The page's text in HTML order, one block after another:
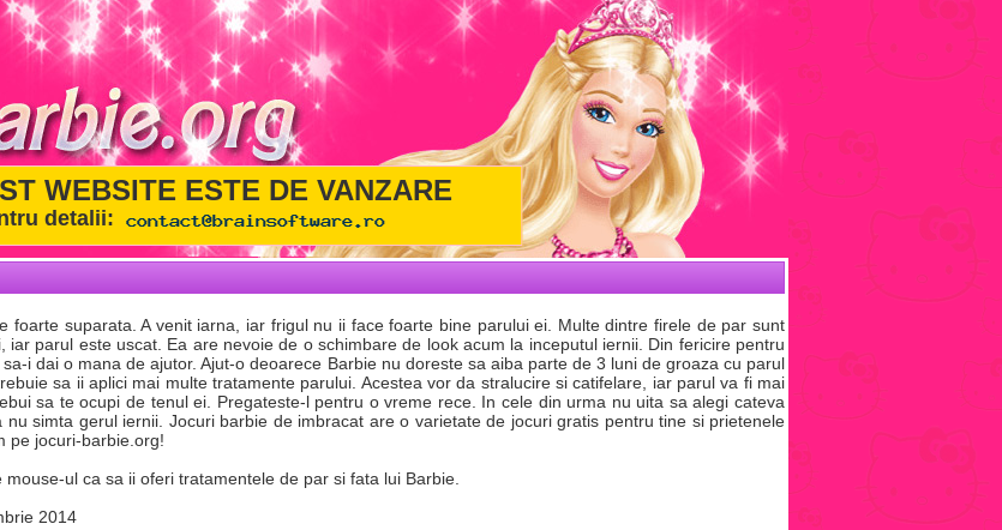
WEBSITE ESTE DE VANZARE
detalii:
foarte suparata. A venit iarna, iar frigul nu ii face foarte bine parului ei. Multe dintre firele de par sunt
iar parul este uscat. Ea are nevoie de o schimbare de look acum la inceputul iernii. Din fericire pentru
i dai o mana de ajutor. Ajut-o deoarece Barbie nu doreste sa aiba parte de 3 luni de groaza cu parul
sa ii aplici mai multe tratamente parului. Acestea vor da stralucire si catifelare, iar parul va fi mai
sa te ocupi de tenul ei. Pregateste-l pentru o vreme rece. In cele din urma nu uita sa alegi cateva
nu simta gerul iernii. Jocuri barbie de imbracat are o varietate de jocuri gratis pentru tine si prietenele
pe jocuri-barbie.org!
mouse-ul ca sa ii oferi tratamentele de par si fata lui Barbie.
2014